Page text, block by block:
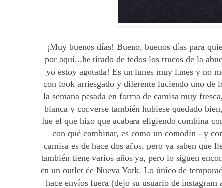
¡Muy buenos días! Bueno, buenos días para
por aquí...he tirado de todos los trucos de la
yo estoy agotada! Es un lunes muy lunes y no
con look arriesgado y diferente luciendo uno de
la semana pasada en forma de camisa muy
blanca y converse también hubiese quedado
fue el que hizo que acabara eligiendo combina
con qué combinar, es como un comodín - y
camisa es de hace dos años, pero ya saben que
también tiene varios años ya, pero lo siguen
en un outlet de Nueva York. Lo único de
hace envíos fuera (dejo su usuario de